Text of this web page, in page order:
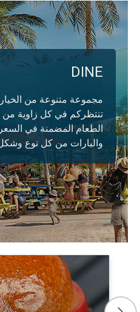
DINE
مجموعة متنوعة من
تنتظركم في كل زاوية من
الطعام المضمنة في
والبارات من كل نوع